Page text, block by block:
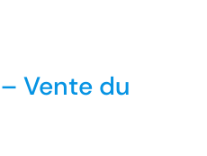
Vente du